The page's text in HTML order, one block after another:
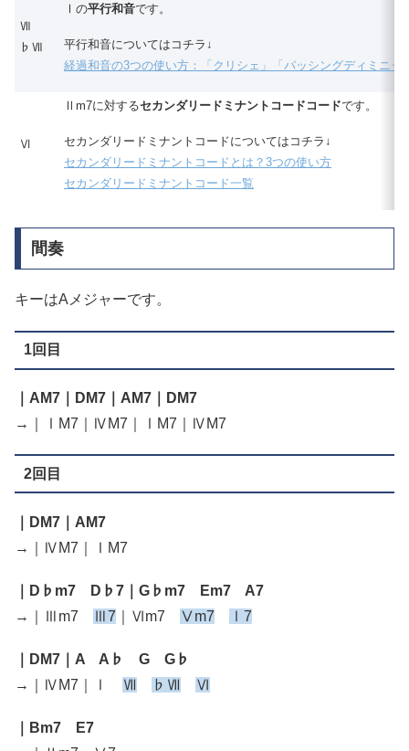
Ⅶ
♭Ⅶ
Ⅰの平行和音です。
平行和音についてはコチラ↓
経過和音の3つの使い方：「クリシェ」「パッシングディミニッ
Ⅵ
Ⅱm7に対するセカンダリードミナントコードコードです。
セカンダリードミナントコードについてはコチラ↓
セカンダリードミナントコードとは？3つの使い方
セカンダリードミナントコード一覧
間奏
キーはAメジャーです。
1回目
｜AM7｜DM7｜AM7｜DM7
→｜ⅠM7｜ⅣM7｜ⅠM7｜ⅣM7
2回目
｜DM7｜AM7
→｜ⅣM7｜ⅠM7
｜D♭m7 D♭7｜G♭m7 Em7 A7
→｜Ⅲm7
Ⅲ7 ｜Ⅵm7 Ⅴm7 Ⅰ7
｜DM7｜A A♭ G G♭
→｜ⅣM7｜Ⅰ
Ⅶ ♭Ⅶ Ⅵ
｜Bm7 E7